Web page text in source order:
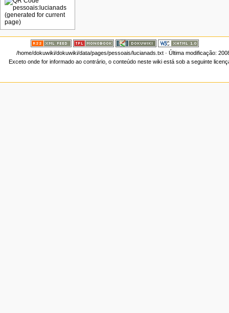
/home/dokuwiki/dokuwiki/data/pages/pessoais/lucianads.txt· Última modificação:
Exceto onde for informado ao contrário, o conteúdo neste wiki está sob a seguinte